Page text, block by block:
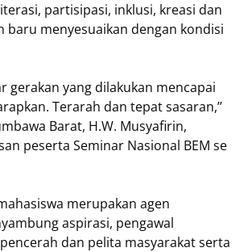
partisipasi, inklusi, kreasi dan
baru menyesuaikan dengan kondisi
gerakan yang dilakukan mencapai
Terarah dan tepat sasaran,’’
Barat, H.W. Musyafirin,
peserta Seminar Nasional BEM se
merupakan agen
aspirasi, pengawal
dan pelita masyarakat serta